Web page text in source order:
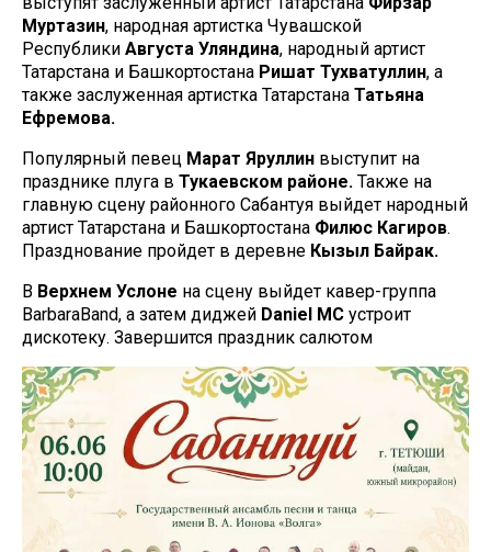
Муртазин, народная артистка Чувашской
Республики Августа Уляндина, народный артист
Татарстана и Башкортостана Ришат Тухватуллин, а
также заслуженная артистка Татарстана Татьяна
Ефремова.
Популярный певец Марат Яруллин выступит на
празднике плуга в Тукаевском районе. Также на
главную сцену районного Сабантуя выйдет народный
артист Татарстана и Башкортостана Филюс Кагиров.
Празднование пройдет в деревне Кызыл Байрак.
В Верхнем Услоне на сцену выйдет кавер-группа
BarbaraBand, а затем диджей Daniel MC устроит
дискотеку. Завершится праздник салютом